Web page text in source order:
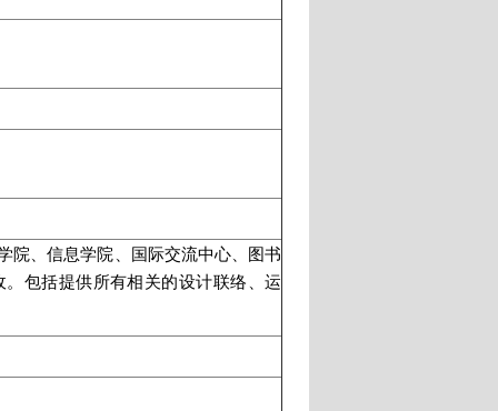
院、信息学院、国际交流中心、图书
包括提供所有相关的设计联络、运